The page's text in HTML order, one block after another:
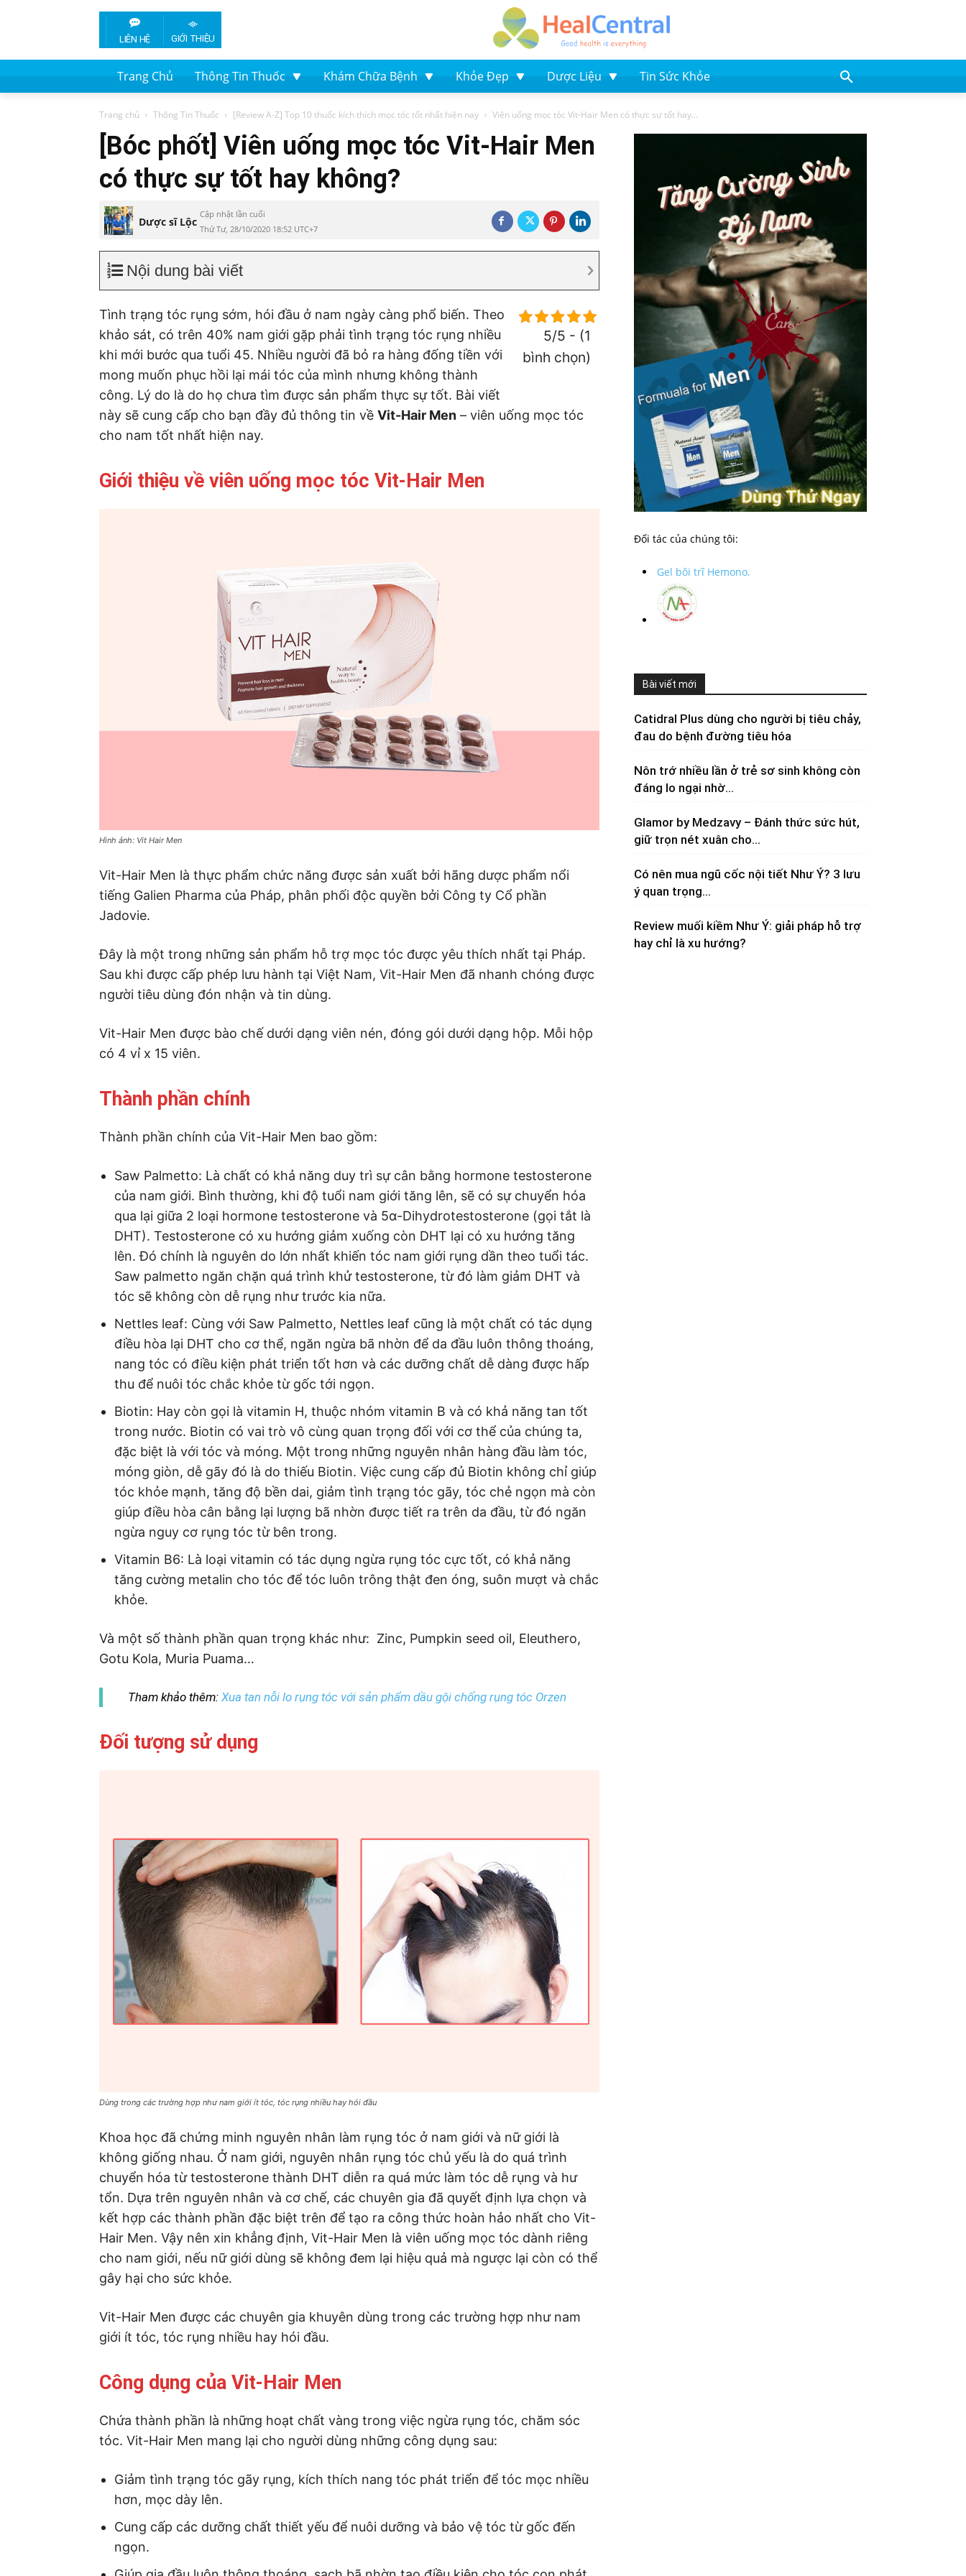
LIÊN HỆ GIỚI THIỆU
Trang Chủ Thông Tin Thuốc Khám Chữa Bệnh Khỏe Đẹp Dược Liệu Tin Sức Khỏe
Trang chủ Thông Tin Thuốc [Review A-Z] Top 10 thuốc kích thích mọc tóc tốt nhất hiện nay Viên uống mọc tóc Vit-Hair Men có thực sự tốt hay...
[Bóc phốt] Viên uống mọc tóc Vit-Hair Men
có thực sự tốt hay không?
Dược sĩ Lộc
Cập nhật lần cuối
Thứ Tư, 28/10/2020 18:52 UTC+7
Nội dung bài viết
5/5 - (1
bình chọn)
Tình trạng tóc rụng sớm, hói đầu ở nam ngày càng phổ biến. Theo
khảo sát, có trên 40% nam giới gặp phải tình trạng tóc rụng nhiều
khi mới bước qua tuổi 45. Nhiều người đã bỏ ra hàng đống tiền với
mong muốn phục hồi lại mái tóc của mình nhưng không thành
công. Lý do là do họ chưa tìm được sản phẩm thực sự tốt. Bài viết
này sẽ cung cấp cho bạn đầy đủ thông tin về Vit-Hair Men – viên uống mọc tóc
cho nam tốt nhất hiện nay.
Giới thiệu về viên uống mọc tóc Vit-Hair Men
Hình ảnh: Vit Hair Men
Vit-Hair Men là thực phẩm chức năng được sản xuất bởi hãng dược phẩm nổi
tiếng Galien Pharma của Pháp, phân phối độc quyền bởi Công ty Cổ phần
Jadovie.
Đây là một trong những sản phẩm hỗ trợ mọc tóc được yêu thích nhất tại Pháp.
Sau khi được cấp phép lưu hành tại Việt Nam, Vit-Hair Men đã nhanh chóng được
người tiêu dùng đón nhận và tin dùng.
Vit-Hair Men được bào chế dưới dạng viên nén, đóng gói dưới dạng hộp. Mỗi hộp
có 4 vỉ x 15 viên.
Thành phần chính
Thành phần chính của Vit-Hair Men bao gồm:
Saw Palmetto: Là chất có khả năng duy trì sự cân bằng hormone testosterone
của nam giới. Bình thường, khi độ tuổi nam giới tăng lên, sẽ có sự chuyển hóa
qua lại giữa 2 loại hormone testosterone và 5α-Dihydrotestosterone (gọi tắt là
DHT). Testosterone có xu hướng giảm xuống còn DHT lại có xu hướng tăng
lên. Đó chính là nguyên do lớn nhất khiến tóc nam giới rụng dần theo tuổi tác.
Saw palmetto ngăn chặn quá trình khử testosterone, từ đó làm giảm DHT và
tóc sẽ không còn dễ rụng như trước kia nữa.
Nettles leaf: Cùng với Saw Palmetto, Nettles leaf cũng là một chất có tác dụng
điều hòa lại DHT cho cơ thể, ngăn ngừa bã nhờn để da đầu luôn thông thoáng,
nang tóc có điều kiện phát triển tốt hơn và các dưỡng chất dễ dàng được hấp
thu để nuôi tóc chắc khỏe từ gốc tới ngọn.
Biotin: Hay còn gọi là vitamin H, thuộc nhóm vitamin B và có khả năng tan tốt
trong nước. Biotin có vai trò vô cùng quan trọng đối với cơ thể của chúng ta,
đặc biệt là với tóc và móng. Một trong những nguyên nhân hàng đầu làm tóc,
móng giòn, dễ gãy đó là do thiếu Biotin. Việc cung cấp đủ Biotin không chỉ giúp
tóc khỏe mạnh, tăng độ bền dai, giảm tình trạng tóc gãy, tóc chẻ ngọn mà còn
giúp điều hòa cân bằng lại lượng bã nhờn được tiết ra trên da đầu, từ đó ngăn
ngừa nguy cơ rụng tóc từ bên trong.
Vitamin B6: Là loại vitamin có tác dụng ngừa rụng tóc cực tốt, có khả năng
tăng cường metalin cho tóc để tóc luôn trông thật đen óng, suôn mượt và chắc
khỏe.
Và một số thành phần quan trọng khác như: Zinc, Pumpkin seed oil, Eleuthero,
Gotu Kola, Muria Puama…
Tham khảo thêm: Xua tan nỗi lo rụng tóc với sản phẩm dầu gội chống rụng tóc Orzen
Đối tượng sử dụng
Dùng trong các trường hợp như nam giới ít tóc, tóc rụng nhiều hay hói đầu
Khoa học đã chứng minh nguyên nhân làm rụng tóc ở nam giới và nữ giới là
không giống nhau. Ở nam giới, nguyên nhân rụng tóc chủ yếu là do quá trình
chuyển hóa từ testosterone thành DHT diễn ra quá mức làm tóc dễ rụng và hư
tổn. Dựa trên nguyên nhân và cơ chế, các chuyên gia đã quyết định lựa chọn và
kết hợp các thành phần đặc biệt trên để tạo ra công thức hoàn hảo nhất cho Vit-
Hair Men. Vậy nên xin khẳng định, Vit-Hair Men là viên uống mọc tóc dành riêng
cho nam giới, nếu nữ giới dùng sẽ không đem lại hiệu quả mà ngược lại còn có thể
gây hại cho sức khỏe.
Vit-Hair Men được các chuyên gia khuyên dùng trong các trường hợp như nam
giới ít tóc, tóc rụng nhiều hay hói đầu.
Công dụng của Vit-Hair Men
Chứa thành phần là những hoạt chất vàng trong việc ngừa rụng tóc, chăm sóc
tóc. Vit-Hair Men mang lại cho người dùng những công dụng sau:
Giảm tình trạng tóc gãy rụng, kích thích nang tóc phát triển để tóc mọc nhiều
hơn, mọc dày lên.
Cung cấp các dưỡng chất thiết yếu để nuôi dưỡng và bảo vệ tóc từ gốc đến
ngọn.
Đối tác của chúng tôi:
Gel bôi trĩ Hemono.
Bài viết mới
Catidral Plus dùng cho người bị tiêu chảy,
đau do bệnh đường tiêu hóa
Nôn trớ nhiều lần ở trẻ sơ sinh không còn
đáng lo ngại nhờ...
Glamor by Medzavy – Đánh thức sức hút,
giữ trọn nét xuân cho...
Có nên mua ngũ cốc nội tiết Như Ý? 3 lưu
ý quan trọng...
Review muối kiềm Như Ý: giải pháp hỗ trợ
hay chỉ là xu hướng?